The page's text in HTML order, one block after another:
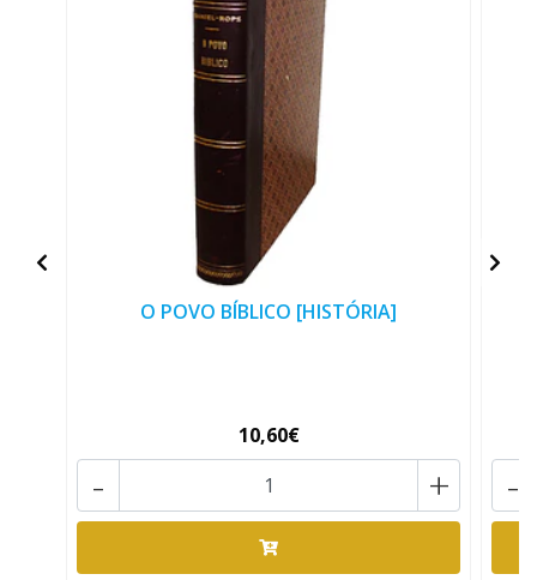
O POVO BÍBLICO [HISTÓRIA]
10,60€
+
- -